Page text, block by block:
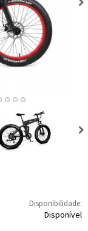
Disponibilidade:
Disponível